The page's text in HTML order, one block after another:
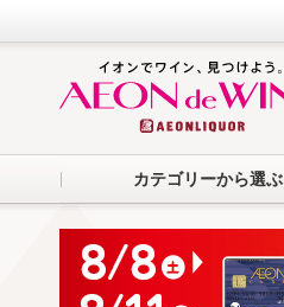
カテゴリーから選ぶ